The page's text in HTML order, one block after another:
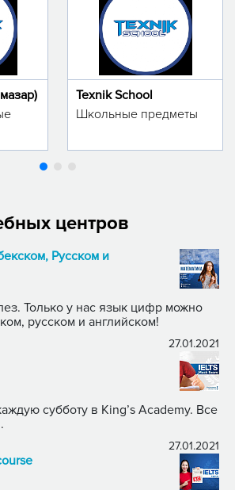
Texnik School
Школьные предметы
центров
Русском и
Только у нас язык цифр можно
русском и английском!
27.01.2021
субботу в King’s Academy. Все
27.01.2021